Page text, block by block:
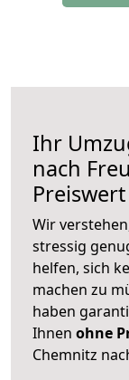
Ihr
nach
Preiswert
Wir
stressig
helfen, sich
machen zu
haben
Ihnen ohne
Chemnitz